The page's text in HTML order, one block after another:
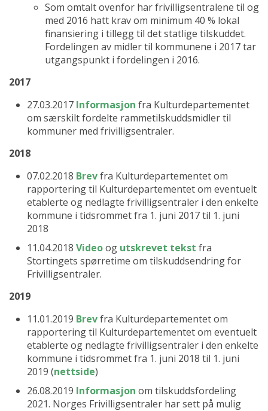
Som omtalt ovenfor har frivilligsentralene til og
med 2016 hatt krav om minimum 40 % lokal
finansiering i tillegg til det statlige tilskuddet.
Fordelingen av midler til kommunene i 2017 tar
utgangspunkt i fordelingen i 2016.
2017
27.03.2017 Informasjon fra Kulturdepartementet
om særskilt fordelte rammetilskuddsmidler til
kommuner med frivilligsentraler.
2018
07.02.2018 Brevfra Kulturdepartementet om
rapportering til Kulturdepartementet om eventuelt
etablerte og nedlagte frivilligsentraler i den enkelte
kommune i tidsrommet fra 1. juni 2017 til 1. juni
2018
11.04.2018 Videoog utskrevet tekst fra
Stortingets spørretime om tilskuddsendring for
Frivilligsentraler.
2019
11.01.2019 Brevfra Kulturdepartementet om
rapportering til Kulturdepartementet om eventuelt
etablerte og nedlagte frivilligsentraler i den enkelte
kommune i tidsrommet fra 1. juni 2018 til 1. juni
2019 (nettside)
26.08.2019 Informasjon om tilskuddsfordeling
2021. Norges Frivilligsentraler har sett på mulig